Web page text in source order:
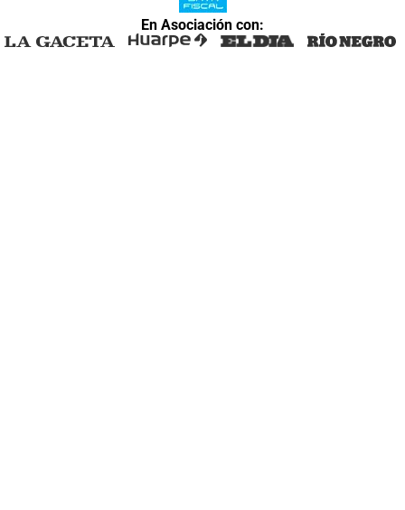
En Asociación con: